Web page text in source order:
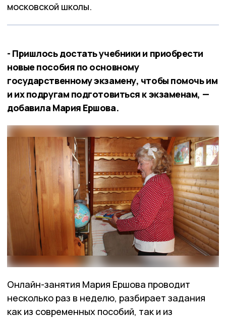
московской школы.
- Пришлось достать учебники и приобрести
новые пособия по основному
государственному экзамену, чтобы помочь им
и их подругам подготовиться к экзаменам, —
добавила Мария Ершова.
Онлайн-занятия Мария Ершова проводит
несколько раз в неделю, разбирает задания
как из современных пособий, так и из